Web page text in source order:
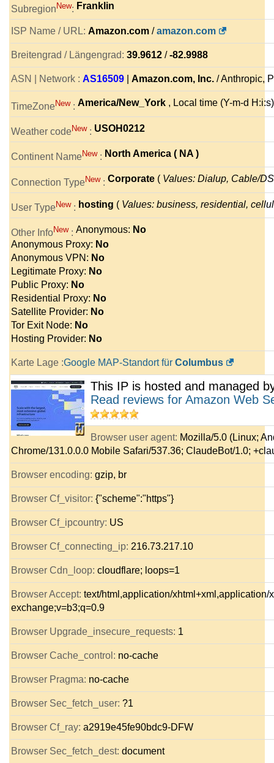
Subregion New: Franklin
ISP Name / URL: Amazon.com /amazon.com
Breitengrad / Längengrad: 39.9612 /-82.9988
ASN | Network : AS16509 Amazon.com, Inc. / Anthropic,
TimeZoneNew : America/New_York , Local time (Y-m-d
Weather codeNew : USOH0212
Continent NameNew : North America ( NA )
Connection TypeNew : Corporate ( Values: Dialup, Cable/
User TypeNew : hosting ( Values: business, residential,
Other InfoNew : Anonymous: No
Anonymous Proxy: No
Anonymous VPN: No
Legitimate Proxy: No
Public Proxy: No
Residential Proxy: No
Satellite Provider: No
Tor Exit Node: No
Hosting Provider: No
Karte Lage :Google MAP-Standort für Columbus
This IP is hosted and managed
Read reviews for Amazon Web
Browser user agent: Mozilla/5.0 (Linux;
Chrome/131.0.0.0 Mobile Safari/537.36; ClaudeBot/1.0;
Browser encoding: gzip, br
Browser Cf_visitor: {"scheme":"https"}
Browser Cf_ipcountry: US
Browser Cf_connecting_ip: 216.73.217.10
Browser Cdn_loop: cloudflare; loops=1
Browser Accept: text/html,application/
exchange;v=b3;q=0.9
Browser Upgrade_insecure_requests: 1
Browser Cache_control: no-cache
Browser Pragma: no-cache
Browser Sec_fetch_user: ?1
Browser Cf_ray: a2919e45fe90bdc9-DFW
Browser Sec_fetch_dest: document